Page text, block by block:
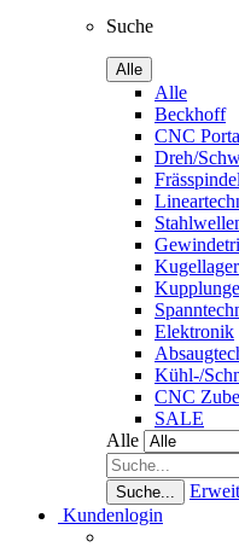
Suche
Alle
Alle
Beckhoff
CNC
Dreh/
Kugellager
Elektronik
Kühl-/
CNC
SALE
Alle
Suche...
Kundenlogin